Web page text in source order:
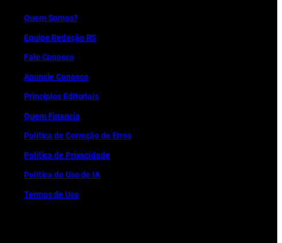
Quem Somos?
Equipe Redação RS
Fale Conosco
Anuncie Conosco
Princípios Editoriais
Quem Financia
Política de Correção de Erros
Política de Privacidade
Política de Uso de IA
Termos de Uso